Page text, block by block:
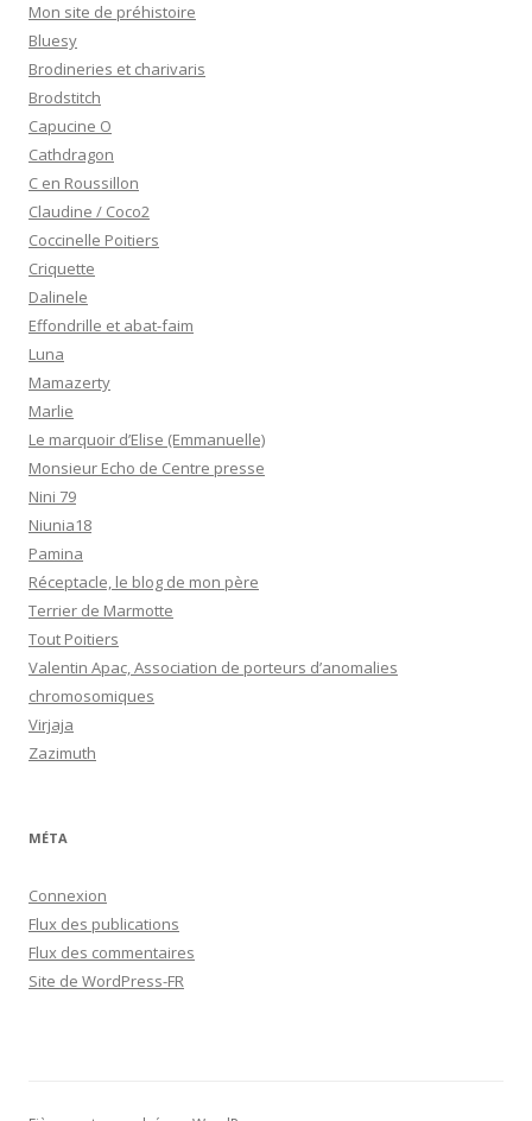
Mon site de préhistoire
Bluesy
Brodineries et charivaris
Brodstitch
Capucine O
Cathdragon
C en Roussillon
Claudine / Coco2
Coccinelle Poitiers
Criquette
Dalinele
Effondrille et abat-faim
Luna
Mamazerty
Marlie
Le marquoir d’Elise (Emmanuelle)
Monsieur Echo de Centre presse
Nini 79
Niunia18
Pamina
Réceptacle, le blog de mon père
Terrier de Marmotte
Tout Poitiers
Valentin Apac, Association de porteurs d’anomalies
chromosomiques
Virjaja
Zazimuth
MÉTA
Connexion
Flux des publications
Flux des commentaires
Site de WordPress-FR